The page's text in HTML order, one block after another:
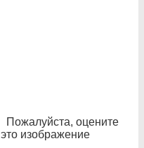
Пожалуйста, оцените
это изображение